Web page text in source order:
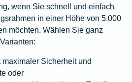
wenn Sie schnell und einfach
in einer Höhe von 5.000
möchten. Wählen Sie ganz
Sicherheit und
oder